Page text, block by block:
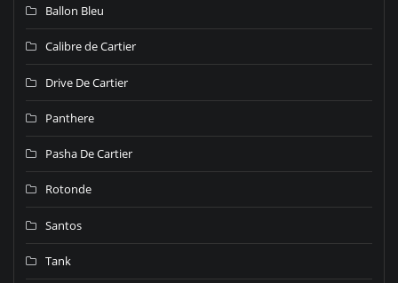
Ballon Bleu
Calibre de Cartier
Drive De Cartier
Panthere
Pasha De Cartier
Rotonde
Santos
Tank